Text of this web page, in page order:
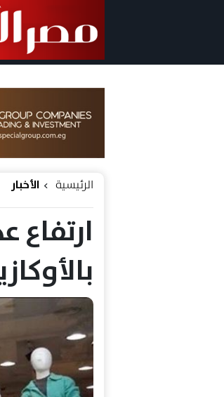
الرئيسية الأخبار
ارتفاع